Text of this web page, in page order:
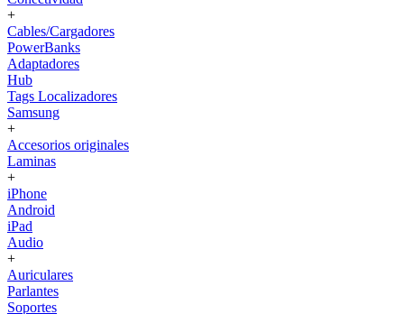
+
Cables/Cargadores
PowerBanks
Adaptadores
Hub
Tags Localizadores
Samsung
+
Accesorios originales
Laminas
+
iPhone
Android
iPad
Audio
+
Auriculares
Parlantes
Soportes